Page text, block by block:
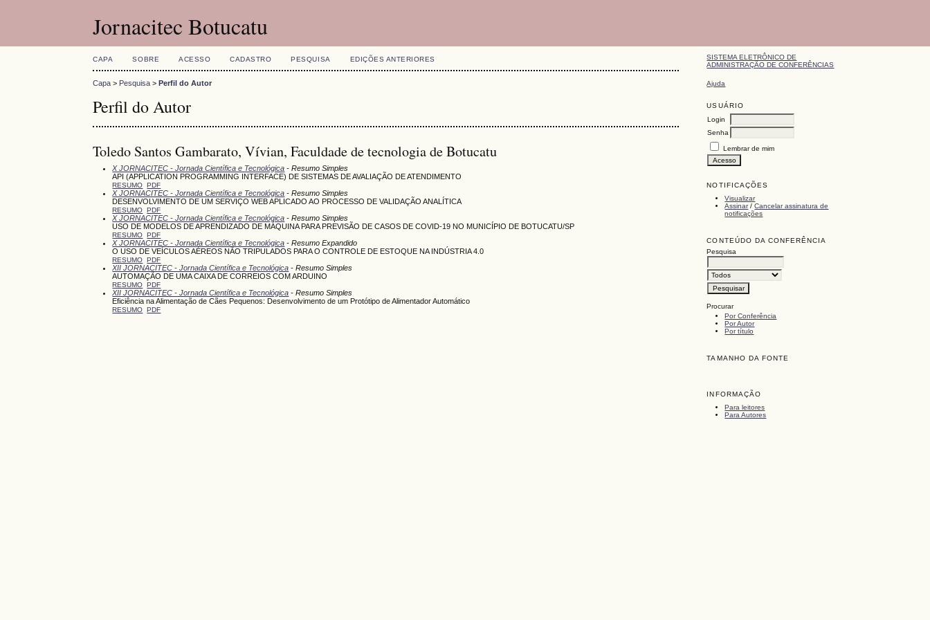
Jornacitec Botucatu
SISTEMA ELETRÔNICO DE
ADMINISTRAÇÃO DE CONFERÊNCIAS
Ajuda
USUÁRIO
Login
Senha
Lembrar de mim
NOTIFICAÇÕES
Visualizar
Assinar/Cancelar assinatura de
notificações
CONTEÚDO DA CONFERÊNCIA
Pesquisa
Procurar
Por Conferência
Por Autor
Por título
TAMANHO DA FONTE
INFORMAÇÃO
Para leitores
Para Autores
CAPA SOBRE ACESSO CADASTRO PESQUISA EDIÇÕES ANTERIORES
Capa > Pesquisa >Perfil do Autor
Perfil do Autor
Toledo Santos Gambarato, Vívian, Faculdade de tecnologia de Botucatu
X JORNACITEC - Jornada Científica e Tecnológica - Resumo Simples
API (APPLICATION PROGRAMMING INTERFACE) DE SISTEMAS DE AVALIAÇÃO DE ATENDIMENTO
RESUMO PDF
X JORNACITEC - Jornada Científica e Tecnológica - Resumo Simples
DESENVOLVIMENTO DE UM SERVIÇO WEB APLICADO AO PROCESSO DE VALIDAÇÃO ANALÍTICA
RESUMO PDF
X JORNACITEC - Jornada Científica e Tecnológica - Resumo Simples
USO DE MODELOS DE APRENDIZADO DE MÁQUINA PARA PREVISÃO DE CASOS DE COVID-19 NO MUNICÍPIO DE BOTUCATU/SP
RESUMO PDF
X JORNACITEC - Jornada Científica e Tecnológica - Resumo Expandido
O USO DE VEÍCULOS AÉREOS NÃO TRIPULADOS PARA O CONTROLE DE ESTOQUE NA INDÚSTRIA 4.0
RESUMO PDF
XII JORNACITEC - Jornada Científica e Tecnológica - Resumo Simples
AUTOMAÇÃO DE UMA CAIXA DE CORREIOS COM ARDUINO
RESUMO PDF
XII JORNACITEC - Jornada Científica e Tecnológica - Resumo Simples
Eficiência na Alimentação de Cães Pequenos: Desenvolvimento de um Protótipo de Alimentador Automático
RESUMO PDF